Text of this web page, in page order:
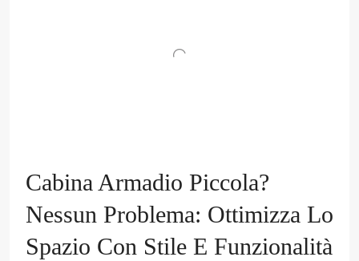
Cabina Armadio Piccola?
Nessun Problema: Ottimizza Lo
Spazio Con Stile E Funzionalità